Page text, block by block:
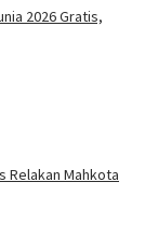
2026 Gratis,
Relakan Mahkota